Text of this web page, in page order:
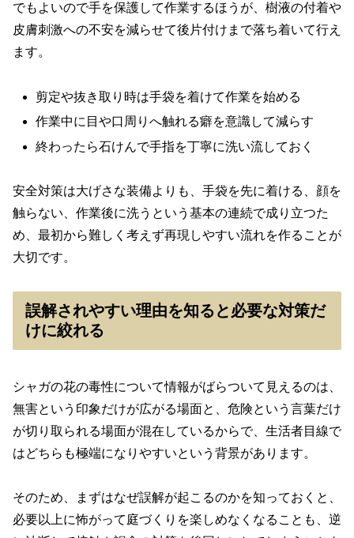
でもよいので手を保護して作業するほうが、樹液の付着や
皮膚刺激への不安を減らせて後片付けまで落ち着いて行え
ます。
剪定や抜き取り時は手袋を着けて作業を始める
作業中に目や口周りへ触れる癖を意識して減らす
終わったら石けんで手指を丁寧に洗い流しておく
安全対策は大げさな装備よりも、手袋を先に着ける、顔を
触らない、作業後に洗うという基本の連続で成り立つた
め、最初から難しく考えず再現しやすい流れを作ることが
大切です。
誤解されやすい理由を知ると必要な対策だ
けに絞れる
シャガの花の毒性について情報がばらついて見えるのは、
無害という印象だけが広がる場面と、危険という言葉だけ
が切り取られる場面が混在しているからで、生活者目線で
はどちらも極端になりやすいという背景があります。
そのため、まずはなぜ誤解が起こるのかを知っておくと、
必要以上に怖がって庭づくりを楽しめなくなることも、逆